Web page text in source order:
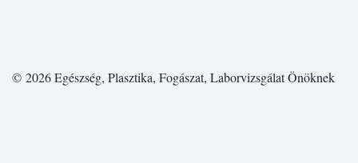
© 2026Egészség, Plasztika, Fogászat, Laborvizsgálat Önöknek